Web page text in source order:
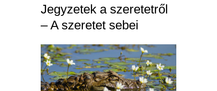
Jegyzetek a szeretetről
– A szeretet sebei